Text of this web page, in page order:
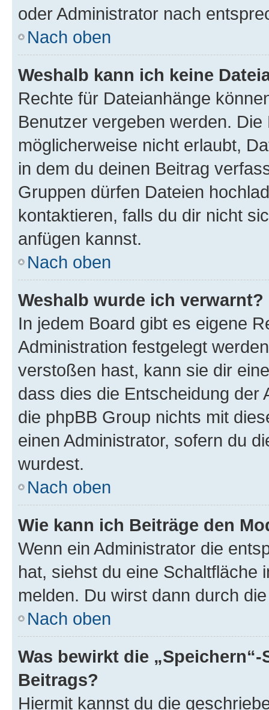
oder Administrator nach
Nach oben
Weshalb kann ich keine
Rechte für Dateianhänge
Benutzer vergeben werden.
möglicherweise nicht erlaubt,
in dem du deinen Beitrag
Gruppen dürfen Dateien
kontaktieren, falls du dir nicht
anfügen kannst.
Nach oben
Weshalb wurde ich verwarnt?
In jedem Board gibt es eigene
Administration festgelegt
verstoßen hast, kann sie dir
dass dies die Entscheidung der
die phpBB Group nichts mit
einen Administrator, sofern du
wurdest.
Nach oben
Wie kann ich Beiträge den
Wenn ein Administrator die
hat, siehst du eine Schaltfläche
melden. Du wirst dann durch
Nach oben
Was bewirkt die
Beitrags?
Hiermit kannst du die